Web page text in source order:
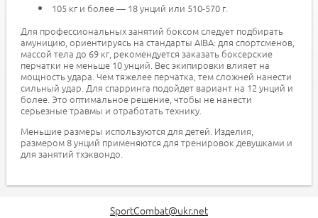
105 кг и более — 18 унций или 510-570 г.
Для профессиональных занятий боксом следует подбирать
амуницию, ориентируясь на стандарты AIBA: для спортсменов,
массой тела до 69 кг, рекомендуется заказать боксерские
перчатки не меньше 10 унций. Вес экипировки влияет на
мощность удара. Чем тяжелее перчатка, тем сложней нанести
сильный удар. Для спарринга подойдет вариант на 12 унций и
более. Это оптимальное решение, чтобы не нанести
серьезные травмы и отработать технику.
Меньшие размеры используются для детей. Изделия,
размером 8 унций применяются для тренировок девушками и
для занятий тхэквондо.
SportCombat@ukr.net